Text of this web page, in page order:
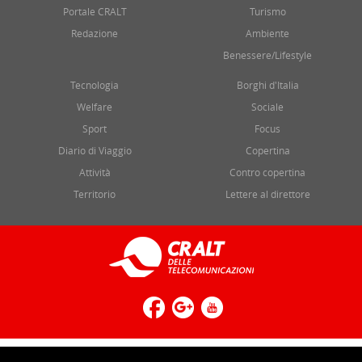
Portale CRALT
Redazione
Turismo
Ambiente
Benessere/Lifestyle
Tecnologia
Welfare
Sport
Diario di Viaggio
Attività
Territorio
Borghi d'Italia
Sociale
Focus
Copertina
Contro copertina
Lettere al direttore